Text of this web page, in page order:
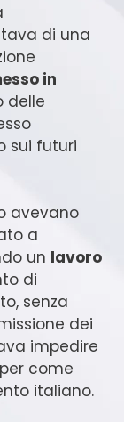
di una
in
delle
sui futuri
avevano
a
un lavoro
di
senza
dei
impedire
come
italiano.